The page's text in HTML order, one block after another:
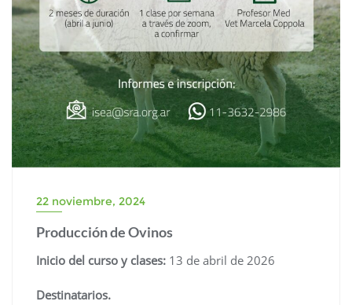
22 noviembre, 2024
Producción de Ovinos
Inicio del curso y clases: 13 de abril de 2026
Destinatarios.